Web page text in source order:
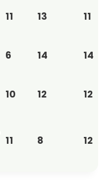
11 13 11
6 14 14
10 12 12
11 8 12